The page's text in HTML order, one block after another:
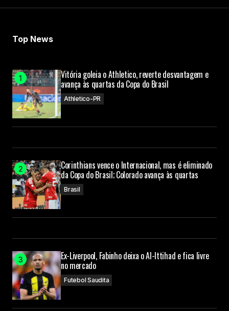
Top News
Vitória goleia o Athletico, reverte desvantagem e
avança às quartas da Copa do Brasil
Athletico-PR
Corinthians vence o Internacional, mas é eliminado
da Copa do Brasil; Colorado avança às quartas
Brasil
Ex-Liverpool, Fabinho deixa o Al-Ittihad e fica livre
no mercado
Futebol Saudita